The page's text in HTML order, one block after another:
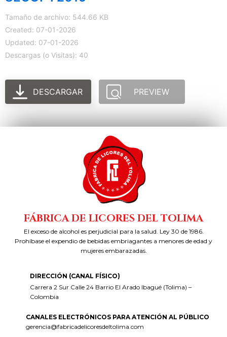
Tamaño de archivo: 544.66 KB
Created: 07-01-2026
Updated: 07-01-2026
Descargas (o Visitas): 40
DESCARGAR PREVIEW
FÁBRICA DE LICORES DEL TOLIMA
El exceso de alcohol es perjudicial para la salud. Ley 30 de 1986.
Prohíbase el expendio de bebidas embriagantes a menores de edad y
mujeres embarazadas.
DIRECCIÓN (CANAL FÍSICO)
Carrera 2 Sur Calle 24 Barrio El Arado Ibagué (Tolima) –
Colombia
CANALES ELECTRÓNICOS PARA ATENCIÓN AL PÚBLICO
gerencia@fabricadelicoresdeltolima.com